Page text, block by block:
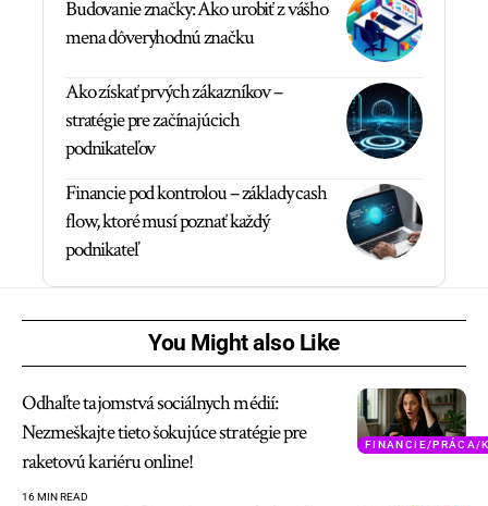
Budovanie značky: Ako urobiť z vášho
mena dôveryhodnú značku
Ako získať prvých zákazníkov –
stratégie pre začínajúcich
podnikateľov
Financie pod kontrolou – základy cash
flow, ktoré musí poznať každý
podnikateľ
You Might also Like
FINANCIE/PRÁCA/
Odhaľte tajomstvá sociálnych médií:
Nezmeškajte tieto šokujúce stratégie pre
raketovú kariéru online!
16 MIN READ